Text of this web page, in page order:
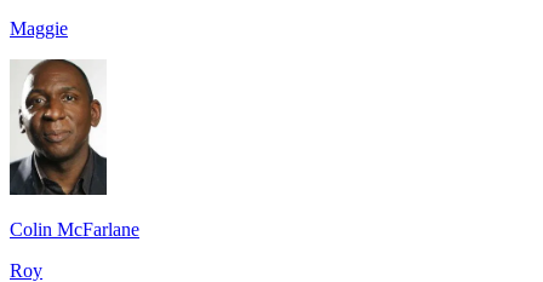
Maggie
Colin McFarlane
Roy